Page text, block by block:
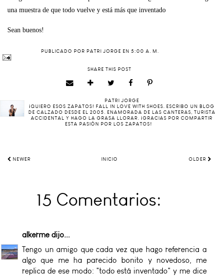
una muestra de que todo vuelve y está más que inventado
Sean buenos!
PUBLICADO POR PATRI JORGE EN 5:00 A. M.
SHARE THIS POST
PATRI JORGE
¡QUIERO ESOS ZAPATOS! FALL IN LOVE WITH SHOES. ESCRIBO UN BLOG
DE CALZADO DESDE EL 2005. ENAMORADA DE LAS CANTERAS, TURISTA
ACCIDENTAL Y HAGO LA GRASA LLORAR. ¡GRACIAS POR COMPARTIR
ESTA PASIÓN POR LOS ZAPATOS!
NEWER INICIO OLDER
15 Comentarios:
alkermedijo...
Tengo un amigo que cada vez que hago referencia a
algo que me ha parecido bonito y novedoso, me
replica de ese modo: "todo está inventado" y me dice